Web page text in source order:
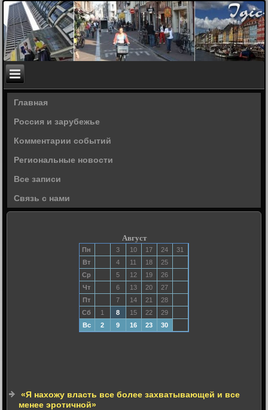
Главная
Россия и зарубежье
Комментарии событий
Региональные новости
Все записи
Связь с нами
Август
Пн 3 10 17 24
31
Вт
4 11 18
25
Ср
5 12 19
26
Чт
6 13 20
27
Пт
7 14 21
28
Сб
1 8 15 22
29
Вс
2 9 16 23 30
«Я нахожу власть все более захватывающей и все
менее эротичной»